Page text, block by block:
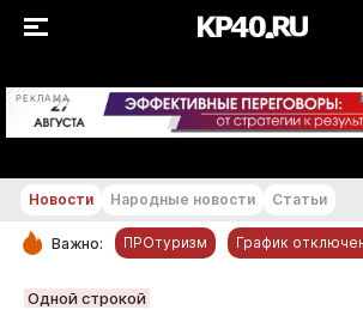
РЕКЛАМА +26...+27
РУБРИКИ
Новости Народные новости Статьи
Важно: ПРОтуризм График
Одной строкой